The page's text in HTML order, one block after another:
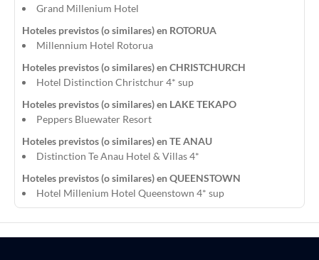
Grand Millenium Hotel
Hoteles previstos (o similares) en ROTORUA
Millennium Hotel Rotorua
Hoteles previstos (o similares) en CHRISTCHURCH
Hotel Distinction Christchur 4* sup
Hoteles previstos (o similares) en LAKE TEKAPO
Peppers Bluewater Resort
Hoteles previstos (o similares) en TE ANAU
Distinction Te Anau Hotel & Villas 4*
Hoteles previstos (o similares) en QUEENSTOWN
Hotel Millenium Hotel Queenstown 4* sup